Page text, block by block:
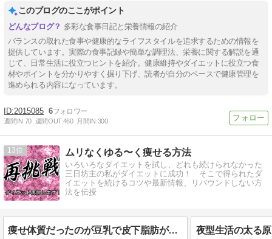
このブログのここがポイント
多彩な食事日記と栄養情報の紹介
バランスの取れた食事や健康的なライフスタイルを追求するための情報を
提供しています。実際の食事記録や簡単な調理法、栄養に関する解説を通
じて、日常生活に役立つヒントを紹介。健康維持やダイエットに役立つ食
材やポイントを分かりやすく掘り下げ、読者が自分のペースで健康管理を
進められる内容になっています。
2015085 6
週間IN:70 週間OUT:460 月間IN:300
13 ムリなくゆる〜く痩せる方法
いろいろなダイエットを試し、どれも続けられなかった
三日坊主の私がダイエットに成功！ そこで得られたダ
イエットを続けるコツや最新情報、リバウンドしない方
法を伝授
痩せ体質だったのが豆乳で皮下脂肪がぁぁ：ダイエット再開します